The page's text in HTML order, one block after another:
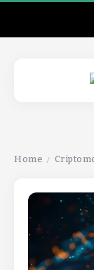
Home /